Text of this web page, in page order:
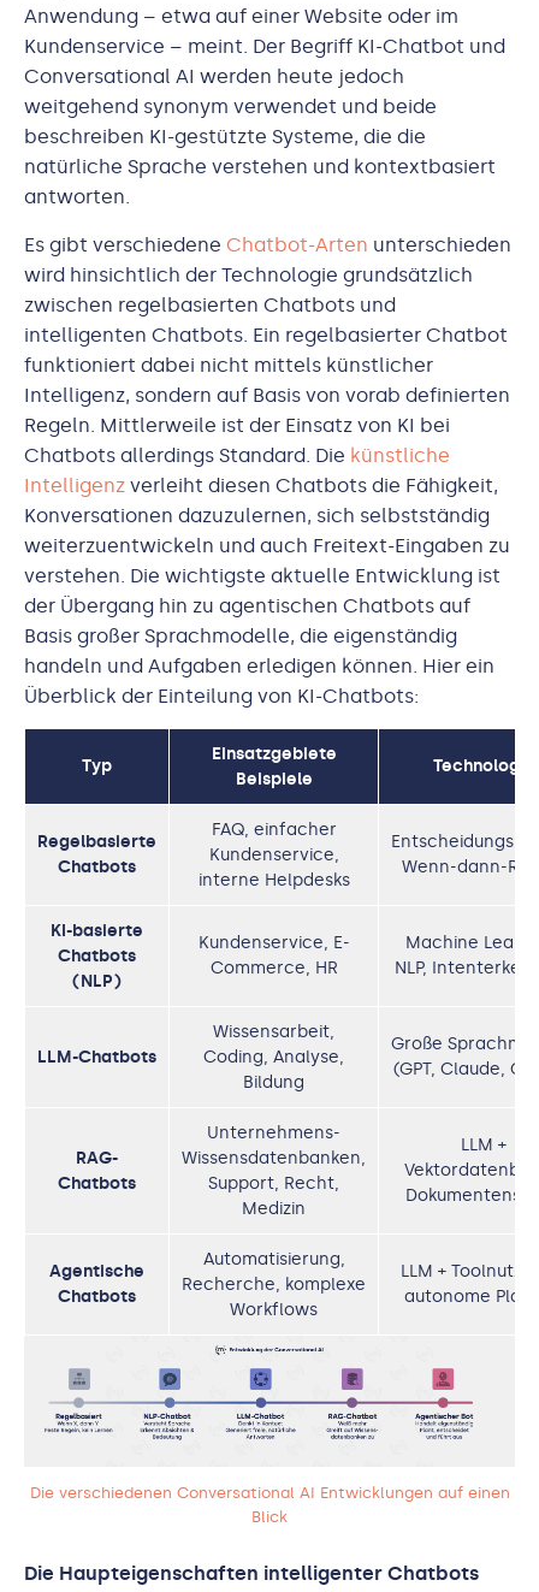
Anwendung – etwa auf einer Website oder im
Kundenservice – meint. Der Begriff KI-Chatbot und
Conversational AI werden heute jedoch
weitgehend synonym verwendet und beide
beschreiben KI-gestützte Systeme, die die
natürliche Sprache verstehen und kontextbasiert
antworten.
Es gibt verschiedene Chatbot-Arten unterschieden
wird hinsichtlich der Technologie grundsätzlich
zwischen regelbasierten Chatbots und
intelligenten Chatbots. Ein regelbasierter Chatbot
funktioniert dabei nicht mittels künstlicher
Intelligenz, sondern auf Basis von vorab definierten
Regeln. Mittlerweile ist der Einsatz von KI bei
Chatbots allerdings Standard. Die künstliche
Intelligenz verleiht diesen Chatbots die Fähigkeit,
Konversationen dazuzulernen, sich selbstständig
weiterzuentwickeln und auch Freitext-Eingaben zu
verstehen. Die wichtigste aktuelle Entwicklung ist
der Übergang hin zu agentischen Chatbots auf
Basis großer Sprachmodelle, die eigenständig
handeln und Aufgaben erledigen können. Hier ein
Überblick der Einteilung von KI-Chatbots:
Typ
Einsatzgebiete
Beispiele
Technologie
Regelbasierte
Chatbots
FAQ, einfacher
Kundenservice,
interne Helpdesks
Wenn-dann-
KI-basierte
Chatbots
(NLP)
Kundenservice, E-
Commerce, HR
Machine
NLP,
LLM-Chatbots
Wissensarbeit,
Coding, Analyse,
Bildung
Große
(GPT, Claude,
RAG-
Chatbots
Unternehmens-
Wissensdatenbanken,
Support, Recht,
Medizin
LLM +
Agentische
Chatbots
Automatisierung,
Recherche, komplexe
Workflows
LLM +
autonome
Die verschiedenen Conversational AI Entwicklungen auf einen
Blick
Die Haupteigenschaften intelligenter Chatbots